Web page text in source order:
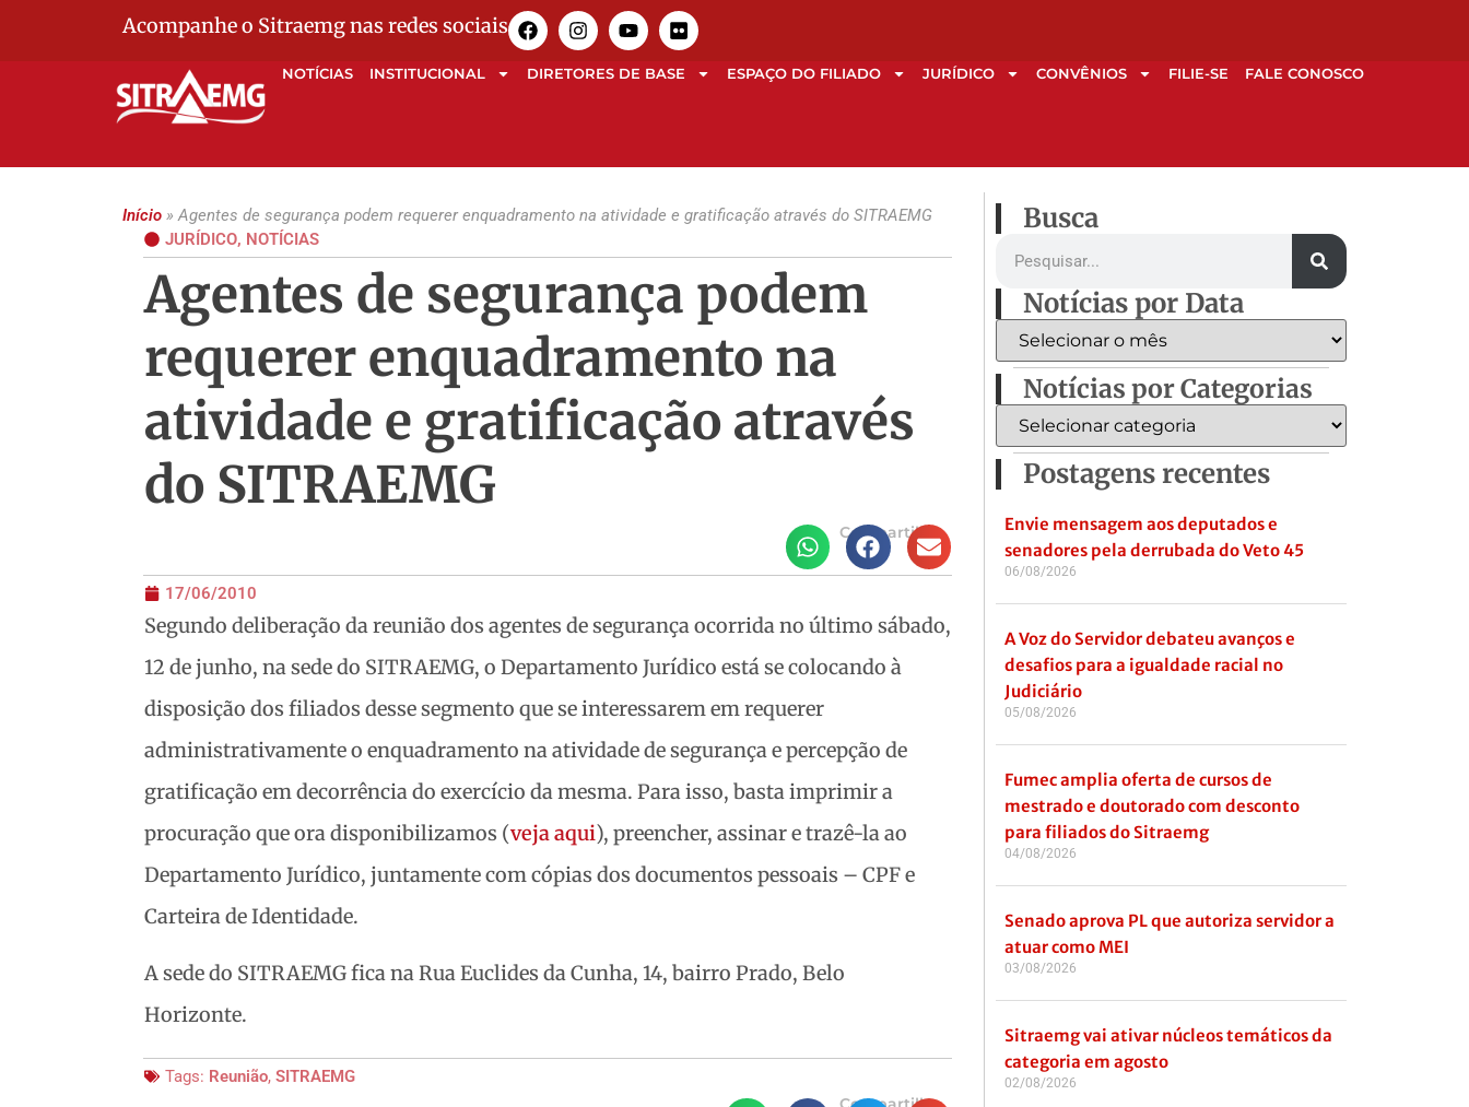
Acompanhe o Sitraemg nas redes sociais
NOTÍCIAS INSTITUCIONAL DIRETORES DE BASE ESPAÇO DO FILIADO JURÍDICO CONVÊNIOS FILIE-SE FALE CONOSCO
Início »Agentes de segurança podem requerer enquadramento na atividade e gratificação através do SITRAEMG
JURÍDICO, NOTÍCIAS
Agentes de segurança podem
requerer enquadramento na
atividade e gratificação através
do SITRAEMG
Compartilhe
17/06/2010
Segundo deliberação da reunião dos agentes de segurança ocorrida no último sábado,
12 de junho, na sede do SITRAEMG, o Departamento Jurídico está se colocando à
disposição dos filiados desse segmento que se interessarem em requerer
administrativamente o enquadramento na atividade de segurança e percepção de
gratificação em decorrência do exercício da mesma. Para isso, basta imprimir a
procuração que ora disponibilizamos (veja aqui), preencher, assinar e trazê-la ao
Departamento Jurídico, juntamente com cópias dos documentos pessoais – CPF e
Carteira de Identidade.
A sede do SITRAEMG fica na Rua Euclides da Cunha, 14, bairro Prado, Belo
Horizonte.
Tags: Reunião, SITRAEMG
Busca
Notícias por Data
Notícias por Categorias
Postagens recentes
Envie mensagem aos deputados e
senadores pela derrubada do Veto 45
06/08/2026
A Voz do Servidor debateu avanços e
desafios para a igualdade racial no
Judiciário
05/08/2026
Fumec amplia oferta de cursos de
mestrado e doutorado com desconto
para filiados do Sitraemg
04/08/2026
Senado aprova PL que autoriza servidor a
atuar como MEI
03/08/2026
Sitraemg vai ativar núcleos temáticos da
categoria em agosto
02/08/2026